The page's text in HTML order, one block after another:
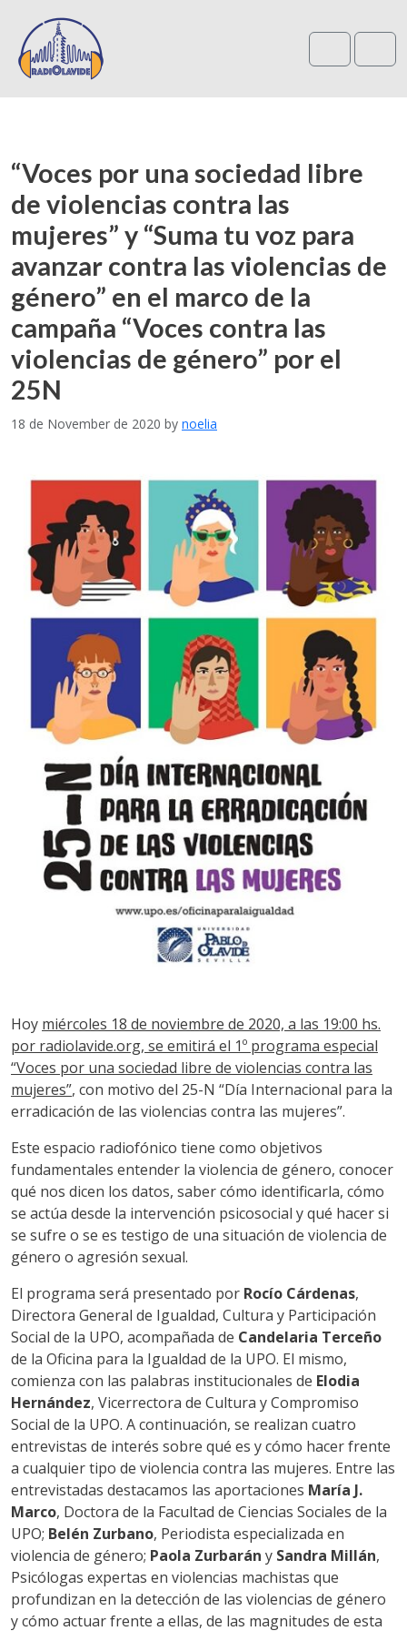
“Voces por una sociedad libre
de violencias contra las
mujeres” y “Suma tu voz para
avanzar contra las violencias de
género” en el marco de la
campaña “Voces contra las
violencias de género” por el
25N
18 de November de 2020 by noelia
Hoy miércoles 18 de noviembre de 2020, a las 19:00 hs.
por radiolavide.org, se emitirá el 1º programa especial
“Voces por una sociedad libre de violencias contra las
mujeres”, con motivo del 25-N “Día Internacional para la
erradicación de las violencias contra las mujeres”.
Este espacio radiofónico tiene como objetivos
fundamentales entender la violencia de género, conocer
qué nos dicen los datos, saber cómo identificarla, cómo
se actúa desde la intervención psicosocial y qué hacer si
se sufre o se es testigo de una situación de violencia de
género o agresión sexual.
El programa será presentado por Rocío Cárdenas,
Directora General de Igualdad, Cultura y Participación
Social de la UPO, acompañada de Candelaria Terceño
de la Oficina para la Igualdad de la UPO. El mismo,
comienza con las palabras institucionales de Elodia
Hernández, Vicerrectora de Cultura y Compromiso
Social de la UPO. A continuación, se realizan cuatro
entrevistas de interés sobre qué es y cómo hacer frente
a cualquier tipo de violencia contra las mujeres. Entre las
entrevistadas destacamos las aportaciones María J.
Marco, Doctora de la Facultad de Ciencias Sociales de la
UPO; Belén Zurbano, Periodista especializada en
violencia de género; Paola Zurbarán y Sandra Millán,
Psicólogas expertas en violencias machistas que
profundizan en la detección de las violencias de género
y cómo actuar frente a ellas, de las magnitudes de esta